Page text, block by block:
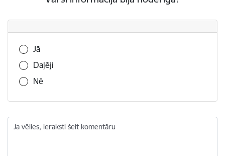
Vai šī informācija bija noderīga?
Jā
Daļēji
Nē
Ja vēlies, ieraksti šeit komentāru